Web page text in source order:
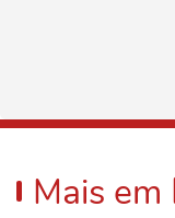
Mais em